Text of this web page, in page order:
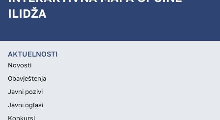
ILIDŽA
AKTUELNOSTI
Novosti
Obavještenja
Javni pozivi
Javni oglasi
Konkursi